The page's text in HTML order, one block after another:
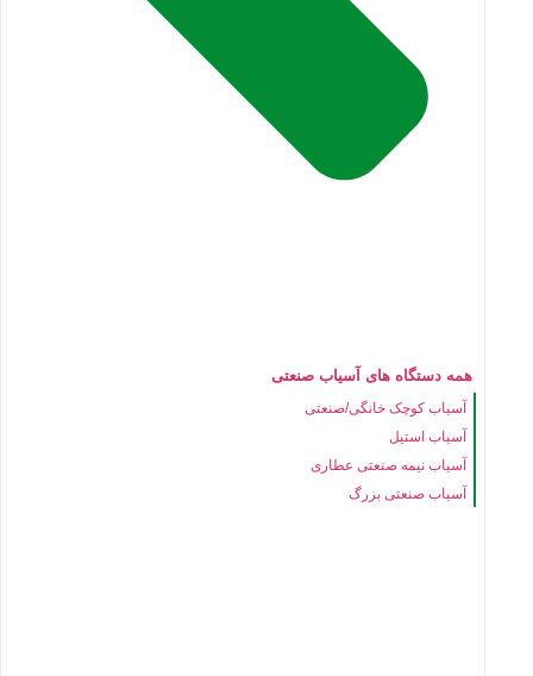
همه دستگاه های آسیاب صنعتی
آسیاب کوچک خانگی/صنعتی
آسیاب استیل
آسیاب نیمه صنعتی عطاری
آسیاب صنعتی بزرگ